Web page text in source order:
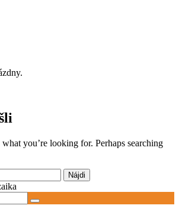
you’re looking for. Perhaps searching